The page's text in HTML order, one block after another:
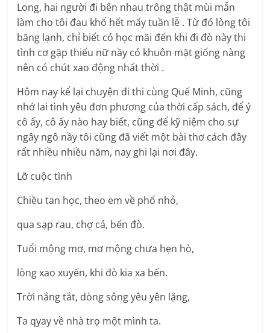
Long, hai người đi bên nhau trông thật mùi mẫn
làm cho tôi đau khổ hết mấy tuần lễ . Từ đó lòng tôi
băng lạnh, chỉ biết có học mãi đến khi đi đò này thi
tình cơ gặp thiếu nữ nầy có khuôn mặt giống nàng
nên có chút xao động nhất thời .
Hôm nay kể lại chuyện đi thi cùng Quế Minh, cũng
nhớ lai tình yêu đơn phương của thời cấp sách, để ý
cô ấy, cô ấy nào hay biết, cũng để kỹ niệm cho sự
ngây ngô nầy tôi cũng đã viết một bài thơ cách đây
rất nhiều nhiều năm, nay ghi lại nơi đây.
Lỡ cuộc tình
Chiều tan học, theo em về phố nhỏ,
qua sạp rau, chợ cá, bến đò.
Tuổi mộng mơ, mơ mộng chưa hẹn hò,
lòng xao xuyến, khi đò kia xa bến.
Trời nắng tắt, dòng sông yêu yên lặng,
Ta qyay về nhà trọ một mình ta.